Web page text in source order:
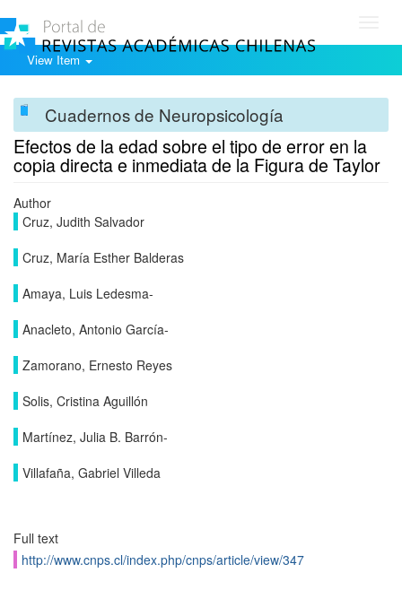
View Item
Cuadernos de Neuropsicología
Efectos de la edad sobre el tipo de error en la
copia directa e inmediata de la Figura de Taylor
Author
Cruz, Judith Salvador
Cruz, María Esther Balderas
Amaya, Luis Ledesma-
Anacleto, Antonio García-
Zamorano, Ernesto Reyes
Solis, Cristina Aguillón
Martínez, Julia B. Barrón-
Villafaña, Gabriel Villeda
Full text
http://www.cnps.cl/index.php/cnps/article/view/347